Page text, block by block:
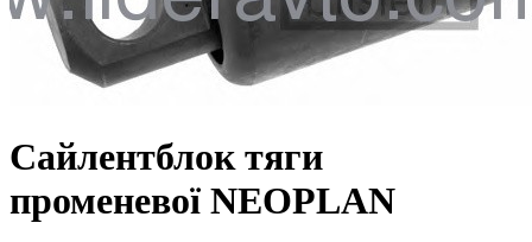
Сайлентблок тяги
променевої NEOPLAN